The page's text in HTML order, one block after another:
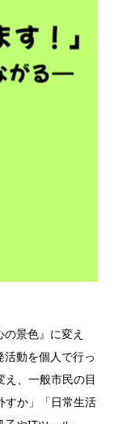
の景色』に変え
動を個人で行っ
、一般市民の目
すか」「日常生活